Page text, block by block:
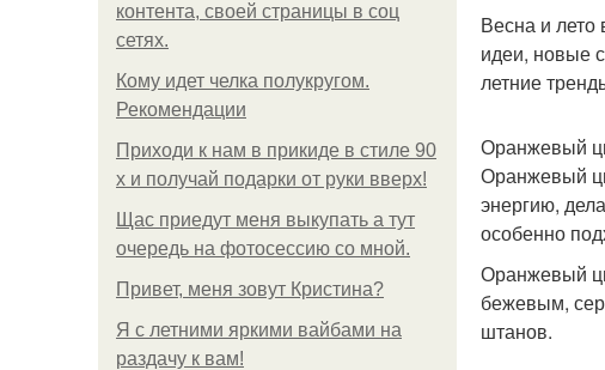
контента, своей страницы в соц
сетях.
Кому идет челка полукругом.
Рекомендации
Приходи к нам в прикиде в стиле 90
х и получай подарки от руки вверх!
Щас приедут меня выкупать а тут
очередь на фотосессию со мной.
Привет, меня зовут Кристина?
Я с летними яркими вайбами на
раздачу к вам!
Весна и
идеи, новые
летние
Оранжевый
Оранжевый
энергию,
особенно
Оранжевый
бежевым,
штанов.